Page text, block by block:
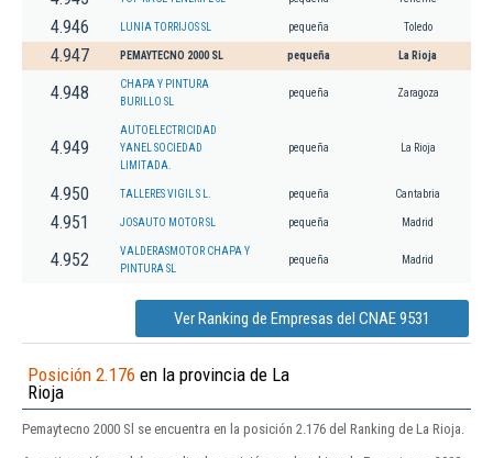
4.946 LUNIA TORRIJOS SL pequeña Toledo
4.947 PEMAYTECNO 2000 SL pequeña La Rioja
4.948
CHAPA Y PINTURA
BURILLO SL
pequeña Zaragoza
4.949
AUTOELECTRICIDAD
YANEL SOCIEDAD
LIMITADA.
pequeña La Rioja
4.950 TALLERES VIGIL S L. pequeña Cantabria
4.951 JOSAUTO MOTOR SL pequeña Madrid
4.952
VALDERASMOTOR CHAPA Y
PINTURA SL
pequeña Madrid
Ver Ranking de Empresas del CNAE 9531
Posición 2.176 en la provincia de La
Rioja
Pemaytecno 2000 Sl se encuentra en la posición 2.176 del Ranking de La Rioja.